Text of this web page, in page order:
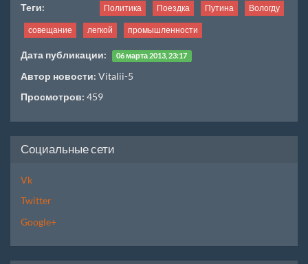
Теги: Политика Поездка Путина Вологду
совещание легкой промышленности
Дата публикации: 06 марта 2013, 23:17
Автор новости: Vitalii-5
Просмотров: 459
Социальные сети
Vk
Twitter
Google+